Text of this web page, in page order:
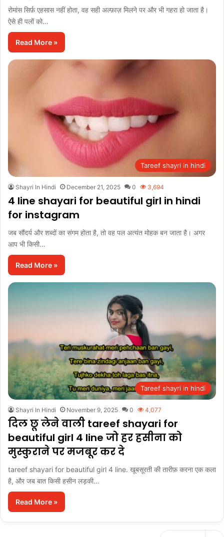
रोमांस सिर्फ़ एहसास नहीं होता, वह सही अल्फ़ाज़ मिलने पर और भी गहरा हो जाता है।
ऐसे ही पलों को…
Read More »
Tareef shayri in hindi
Shayri In Hindi December 21, 2025 0 3,694
4 line shayari for beautiful girl in hindi
for instagram
जब सौंदर्य और शब्दों का संगम होता है, तो वह पल अत्यंत मोहक बन जाता है। अगर
आप भी किसी…
Read More »
Tareef shayri in hindi
Shayri In Hindi November 9, 2025 0 4,077
दिल छू लेने वाली tareef shayari for
beautiful girl 4 line जो हर हसीना को
मुस्कुराने पर मजबूर कर दे
tareef shayari for beautiful girl 4 line. खूबसूरती की तारीफ़ करना एक कला
है, और जब बात किसी हसीन लड़की…
Read More »